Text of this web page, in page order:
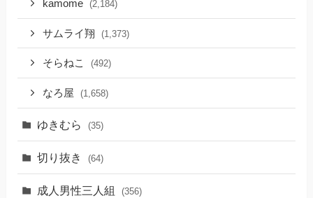
kamome (2,184)
サムライ翔 (1,373)
そらねこ (492)
なろ屋 (1,658)
ゆきむら (35)
切り抜き (64)
成人男性三人組 (356)